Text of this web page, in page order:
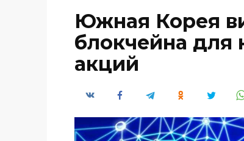
Южная Корея
блокчейна для
акций